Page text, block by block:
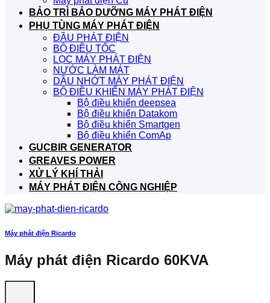
BẢO TRÌ BẢO DƯỠNG MÁY PHÁT ĐIỆN
PHỤ TÙNG MÁY PHÁT ĐIỆN
ĐẦU PHÁT ĐIỆN
BỘ ĐIỀU TỐC
LỌC MÁY PHÁT ĐIỆN
NƯỚC LÀM MÁT
DẦU NHỚT MÁY PHÁT ĐIỆN
BỘ ĐIỀU KHIỂN MÁY PHÁT ĐIỆN
Bộ điều khiển deepsea
Bộ điều khiển Datakom
Bộ điều khiển Smartgen
Bộ điều khiển ComAp
GUCBIR GENERATOR
GREAVES POWER
XỬ LÝ KHÍ THẢI
MÁY PHÁT ĐIỆN CÔNG NGHIỆP
Máy phát điện Ricardo
Máy phát điện Ricardo 60KVA